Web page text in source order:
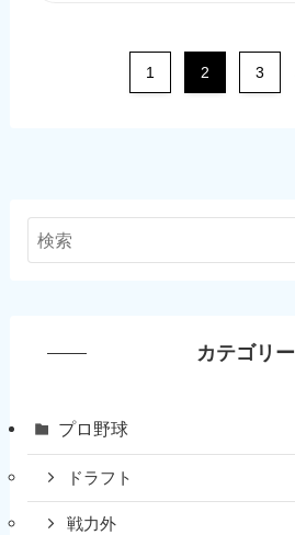
1 2 3
カテゴリー
プロ野球
ドラフト
戦力外